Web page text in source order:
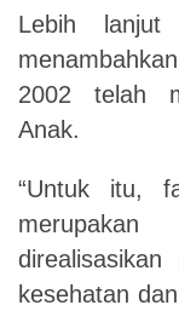
Lebih
2002 telah
Anak.
“Untuk itu,
kesehatan